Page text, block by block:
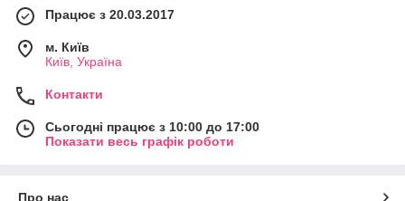
Працює з 20.03.2017
м. Київ
Київ, Україна
Контакти
Сьогодні працює з 10:00 до 17:00
Показати весь графік роботи
Про нас